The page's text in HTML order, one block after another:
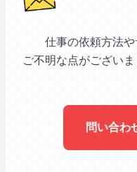
仕事の依頼方法
ご不明な点がござい
問い合わ